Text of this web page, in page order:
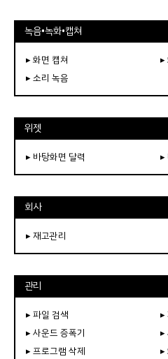
녹음•녹화•캡쳐
▸ 화면 캡쳐
▸
▸ 소리 녹음
위젯
▸ 바탕화면 달력 ▸
회사
▸ 재고관리
관리
▸ 파일 검색
▸
▸ 사운드 증폭기
▸
▸ 프로그램 삭제
▸